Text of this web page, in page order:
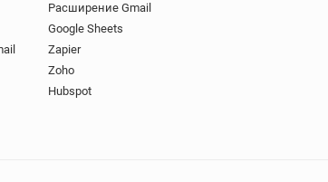
Расширение Gmail
Google Sheets
Zapier
Zoho
Hubspot